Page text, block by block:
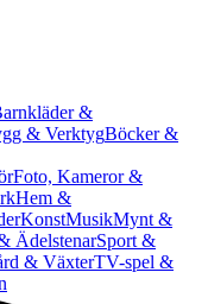
&
& VerktygBöcker &
Foto, Kameror &
Hem &
KonstMusikMynt &
ÄdelstenarSport &
& VäxterTV-spel &